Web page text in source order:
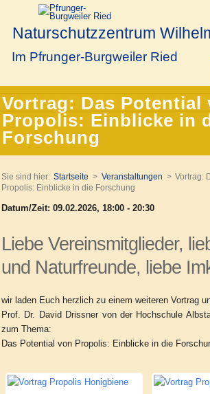
Naturschutzzentrum
Im Pfrunger-Burgweiler Ried
Vortrag: Das Potential
Propolis: Einblicke in
Forschung
Sie sind hier: Startseite Veranstaltungen
Vortrag:
Propolis: Einblicke in die Forschung
Datum/Zeit: 09.02.2026, 18:00 - 20:30
Liebe Vereinsmitglieder,
und Naturfreunde, liebe
wir laden Euch herzlich zu einem weiteren Vortrag
Prof. Dr. David Drissner von der Hochschule
zum Thema:
Das Potential von Propolis: Einblicke in die